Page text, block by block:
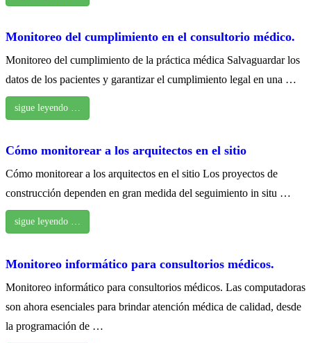
Monitoreo del cumplimiento en el consultorio médico.
Monitoreo del cumplimiento de la práctica médica Salvaguardar los
datos de los pacientes y garantizar el cumplimiento legal en una …
sigue leyendo …
Cómo monitorear a los arquitectos en el sitio
Cómo monitorear a los arquitectos en el sitio Los proyectos de
construcción dependen en gran medida del seguimiento in situ …
sigue leyendo …
Monitoreo informático para consultorios médicos.
Monitoreo informático para consultorios médicos. Las computadoras
son ahora esenciales para brindar atención médica de calidad, desde
la programación de …